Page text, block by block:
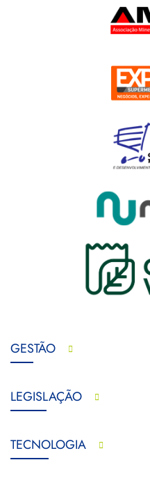
GESTÃO
LEGISLAÇÃO
TECNOLOGIA